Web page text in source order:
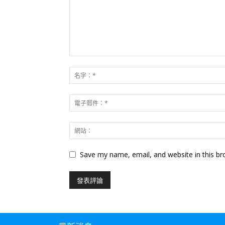
Save my name, email, and website in this